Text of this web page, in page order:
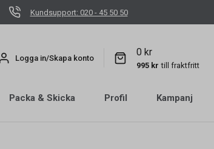
Kundsupport: 020 - 45 50 50
Logga in/Skapa konto
0 kr
995 kr till fraktfritt
Packa & Skicka Profil
Kampanj